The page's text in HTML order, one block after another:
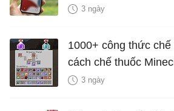
hiểm?
3 ngày
1000+ công thức
cách chế thuốc
3 ngày